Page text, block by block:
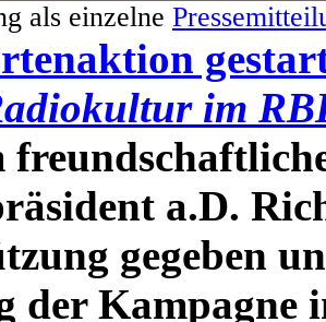
als einzelne
im
a.D.
gegeben
der Kampagne